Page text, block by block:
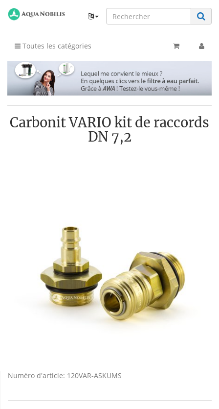
Toutes les catégories
Carbonit VARIO kit de raccords
DN 7,2
Numéro d'article: 120VAR-ASKUMS